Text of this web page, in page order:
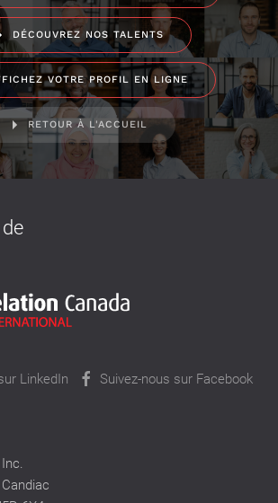
DÉCOUVREZ NOS TALENTS
VOTRE PROFIL EN LIGNE
RETOUR À L'ACCUEIL
LinkedIn Suivez-nous sur Facebook